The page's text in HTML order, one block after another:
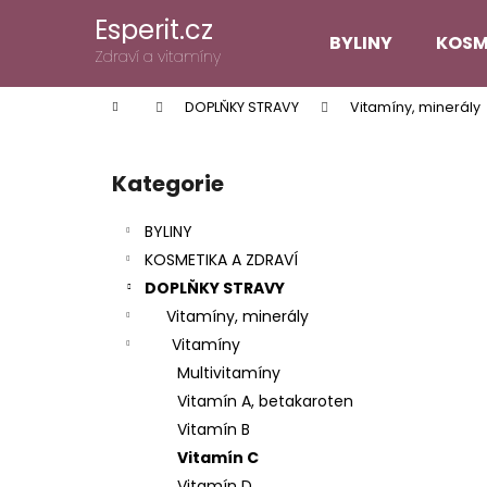
Esperit.cz
Zdraví a vitamíny
BYLINY
Domů DOPLŇKY STRAVY Vitamíny, minerály
Přeskočit
kategorie
Kategorie
BYLINY
KOSMETIKA A ZDRAVÍ
DOPLŇKY STRAVY
Vitamíny, minerály
Vitamíny
Multivitamíny
Vitamín A, betakaroten
Vitamín B
Vitamín C
í
Zpět
do
Zpět
do